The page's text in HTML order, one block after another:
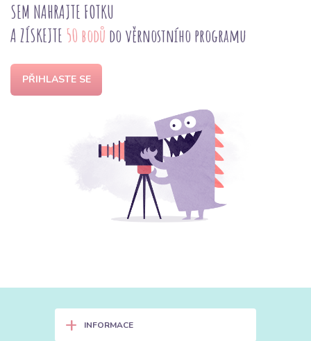
SEM NAHRAJTE FOTKU
A ZÍSKEJTE 50 bodů do věrnostního programu
PŘIHLASTE SE
+ INFORMACE